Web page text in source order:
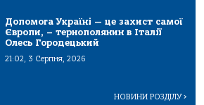
Допомога Україні — це захист самої
Європи, – тернополянин в Італії
Олесь Городецький
21:02, 3 Серпня, 2026
НОВИНИ РОЗДІЛУ>